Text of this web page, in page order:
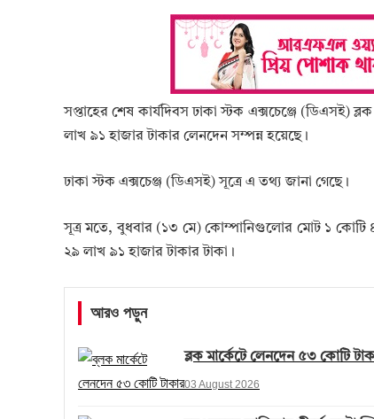
সপ্তাহের শেষ কার্যদিবস ঢাকা স্টক এক্সচেঞ্জে (ডিএসই)
লাখ ৯১ হাজার টাকার লেনদেন সম্পন্ন হয়েছে।
ঢাকা স্টক এক্সচেঞ্জ (ডিএসই) সূত্রে এ তথ্য জানা গেছে।
সূত্র মতে, বুধবার (১৩ মে) কোম্পানিগুলোর মোট ১ কোটি
২৯ লাখ ৯১ হাজার টাকার টাকা।
আরও পড়ুন
ব্লক মার্কেটে লেনদেন ৫৩ কোটি
03 August 2026